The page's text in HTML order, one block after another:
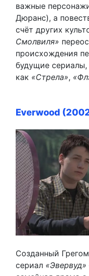
важные
Дюранс), а
счёт других
Смолвиля»
происхождения
будущие сериалы,
как «Стрела»,
Everwood
Созданный
сериал «Эвервуд»